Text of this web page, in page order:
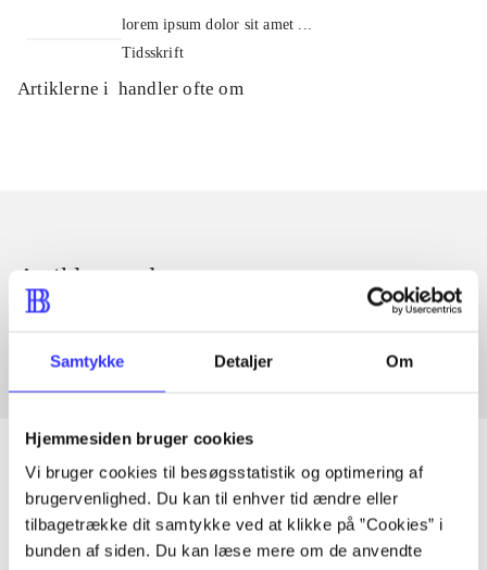
Samtykke Detaljer Om
Hjemmesiden bruger cookies
Vi bruger cookies til besøgsstatistik og optimering af
brugervenlighed. Du kan til enhver tid ændre eller
tilbagetrække dit samtykke ved at klikke på ”Cookies” i
bunden af siden. Du kan læse mere om de anvendte
lorem ipsum dolor sit amet ...
Tidsskrift
Artiklerne i handler ofte om
Artikler med samme emner
Fra
Artikler
Alle registrerede artikler fordelt på udgivelser